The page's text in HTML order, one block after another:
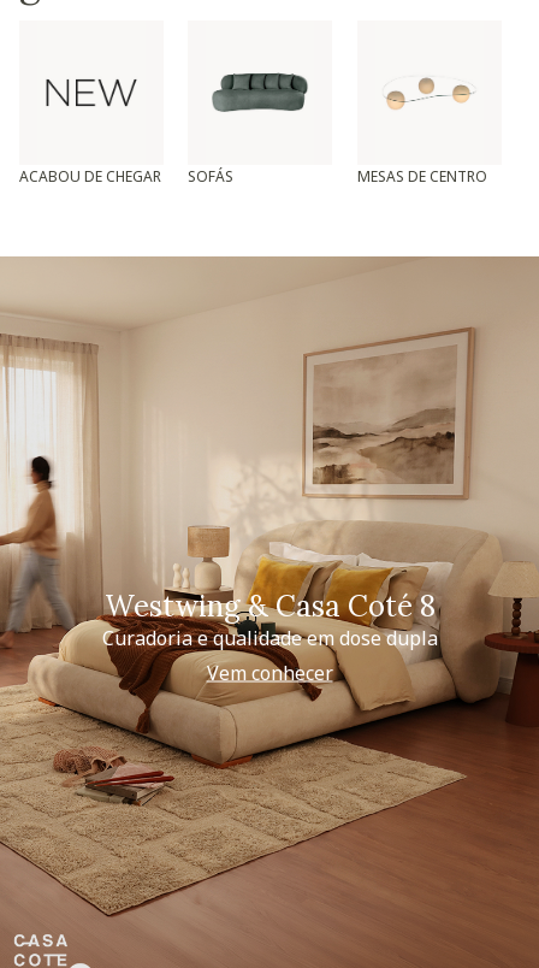
ACABOU DE CHEGAR SOFÁS MESAS DE CENTRO
Westwing & Casa Coté 8
Curadoria e qualidade em dose dupla
Vem conhecer